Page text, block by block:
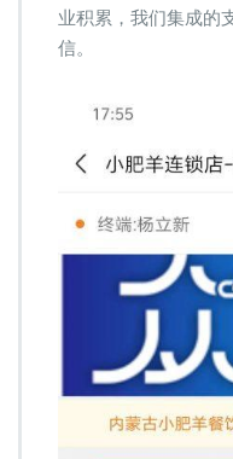
业积累，我们集成的
信。